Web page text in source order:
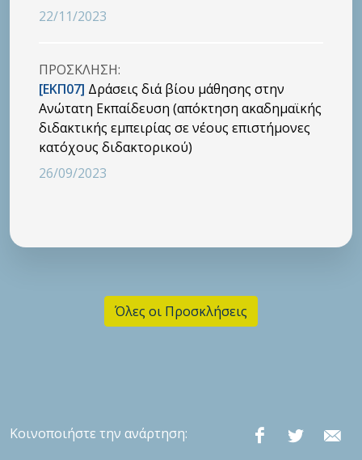
22/11/2023
ΠΡΟΣΚΛΗΣΗ:
[ΕΚΠ07] Δράσεις διά βίου μάθησης στην
Ανώτατη Εκπαίδευση (απόκτηση ακαδημαϊκής
διδακτικής εμπειρίας σε νέους επιστήμονες
κατόχους διδακτορικού)
26/09/2023
Όλες οι Προσκλήσεις
Κοινοποιήστε την ανάρτηση: